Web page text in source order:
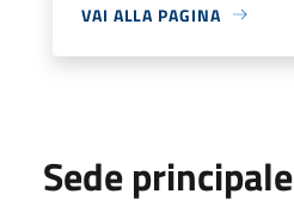
VAI ALLA PAGINA
Sede principale